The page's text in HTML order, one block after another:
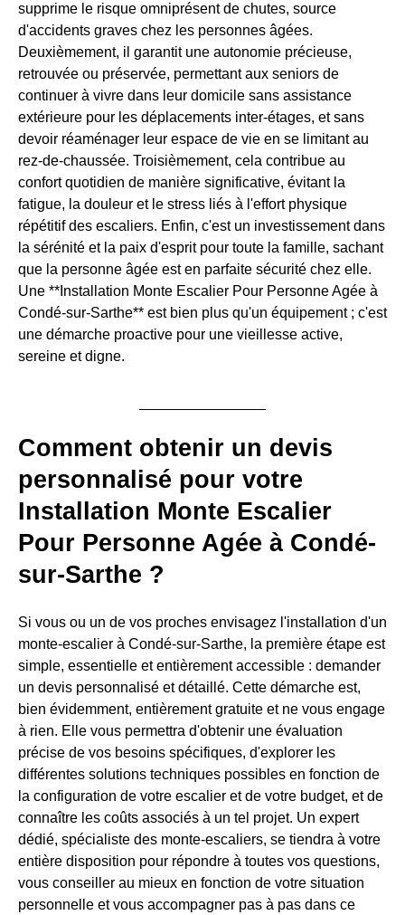
supprime le risque omniprésent de chutes, source
d'accidents graves chez les personnes âgées.
Deuxièmement, il garantit une autonomie précieuse,
retrouvée ou préservée, permettant aux seniors de
continuer à vivre dans leur domicile sans assistance
extérieure pour les déplacements inter-étages, et sans
devoir réaménager leur espace de vie en se limitant au
rez-de-chaussée. Troisièmement, cela contribue au
confort quotidien de manière significative, évitant la
fatigue, la douleur et le stress liés à l'effort physique
répétitif des escaliers. Enfin, c'est un investissement dans
la sérénité et la paix d'esprit pour toute la famille, sachant
que la personne âgée est en parfaite sécurité chez elle.
Une **Installation Monte Escalier Pour Personne Agée à
Condé-sur-Sarthe** est bien plus qu'un équipement ; c'est
une démarche proactive pour une vieillesse active,
sereine et digne.
Comment obtenir un devis
personnalisé pour votre
Installation Monte Escalier
Pour Personne Agée à Condé-
sur-Sarthe ?
Si vous ou un de vos proches envisagez l'installation d'un
monte-escalier à Condé-sur-Sarthe, la première étape est
simple, essentielle et entièrement accessible : demander
un devis personnalisé et détaillé. Cette démarche est,
bien évidemment, entièrement gratuite et ne vous engage
à rien. Elle vous permettra d'obtenir une évaluation
précise de vos besoins spécifiques, d'explorer les
différentes solutions techniques possibles en fonction de
la configuration de votre escalier et de votre budget, et de
connaître les coûts associés à un tel projet. Un expert
dédié, spécialiste des monte-escaliers, se tiendra à votre
entière disposition pour répondre à toutes vos questions,
vous conseiller au mieux en fonction de votre situation
personnelle et vous accompagner pas à pas dans ce